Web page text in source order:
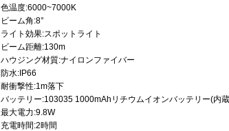
色温度:6000~7000K
ビーム角:8°
ライト効果:スポットライト
ビーム距離:130m
ハウジング材質:ナイロンファイバー
防水:IP66
耐衝撃性:1m落下
バッテリー:103035 1000mAhリチウムイオンバッテリー(内
最大電力:9.8W
充電時間:2時間